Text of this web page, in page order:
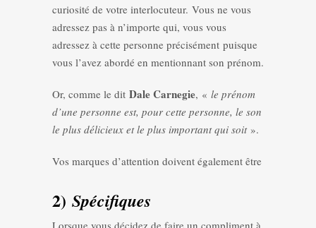
curiosité de votre interlocuteur. Vous ne vous
adressez pas à n’importe qui, vous vous
adressez à cette personne précisément puisque
vous l’avez abordé en mentionnant son prénom.
Or, comme le dit Dale Carnegie, « le prénom
d’une personne est, pour cette personne, le son
le plus délicieux et le plus important qui soit».
Vos marques d’attention doivent également être
2) Spécifiques
Lorsque vous décidez de faire un compliment à